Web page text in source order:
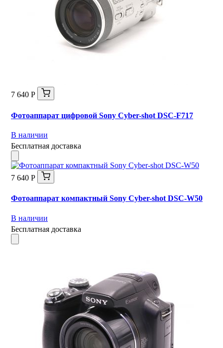
7 640 Р
Фотоаппарат цифровой Sony Cyber-shot DSC-F717
В наличии
Бесплатная доставка
7 640 Р
Фотоаппарат компактный Sony Cyber-shot DSC-W50
В наличии
Бесплатная доставка